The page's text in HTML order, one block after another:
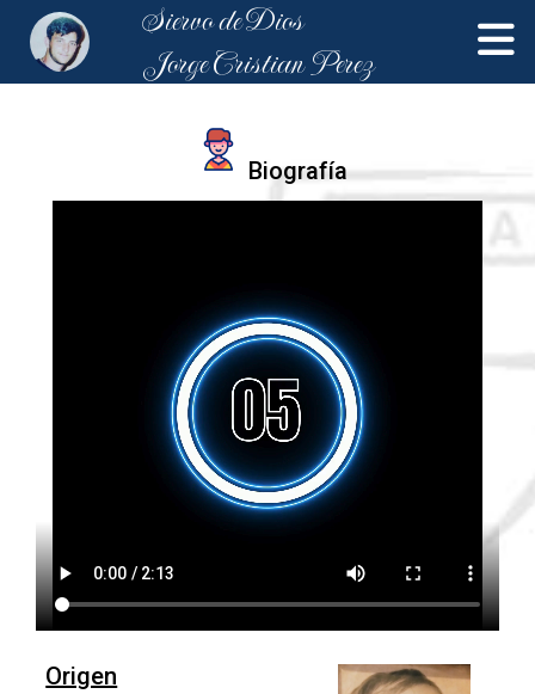
Siervo de Dios
Jorge Cristian Perez
Biografía
Origen